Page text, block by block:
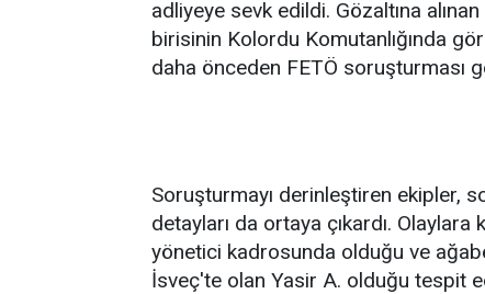
adliyeye sevk edildi. Gözaltına
birisinin Kolordu Komutanlığında
daha önceden FETÖ soruşturması
Soruşturmayı derinleştiren ekipler,
detayları da ortaya çıkardı. Olaylara
yönetici kadrosunda olduğu ve
İsveç'te olan Yasir A. olduğu tespit